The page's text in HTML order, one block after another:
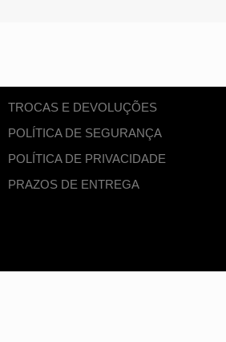
TROCAS E DEVOLUÇÕES
POLÍTICA DE SEGURANÇA
POLÍTICA DE PRIVACIDADE
PRAZOS DE ENTREGA